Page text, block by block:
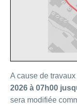
A cause de
2026 à 07h00
sera modifiée